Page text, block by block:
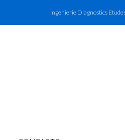
Ingénierie Diagnostics